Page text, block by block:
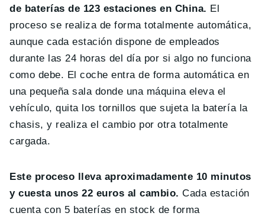
de baterías de 123 estaciones en China. El
proceso se realiza de forma totalmente automática,
aunque cada estación dispone de empleados
durante las 24 horas del día por si algo no funciona
como debe. El coche entra de forma automática en
una pequeña sala donde una máquina eleva el
vehículo, quita los tornillos que sujeta la batería la
chasis, y realiza el cambio por otra totalmente
cargada.
Este proceso lleva aproximadamente 10 minutos
y cuesta unos 22 euros al cambio. Cada estación
cuenta con 5 baterías en stock de forma